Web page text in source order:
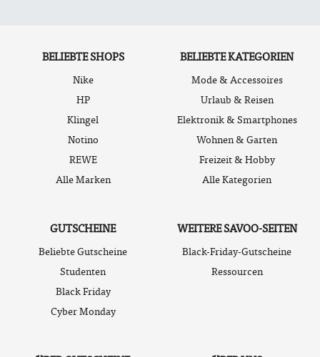
BELIEBTE SHOPS
Nike
HP
Klingel
Notino
REWE
Alle Marken
BELIEBTE KATEGORIEN
Mode & Accessoires
Urlaub & Reisen
Elektronik & Smartphones
Wohnen & Garten
Freizeit & Hobby
Alle Kategorien
GUTSCHEINE
Beliebte Gutscheine
Studenten
Black Friday
Cyber Monday
WEITERE SAVOO-SEITEN
Black-Friday-Gutscheine
Ressourcen